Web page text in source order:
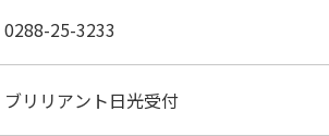
0288-25-3233
ブリリアント日光受付